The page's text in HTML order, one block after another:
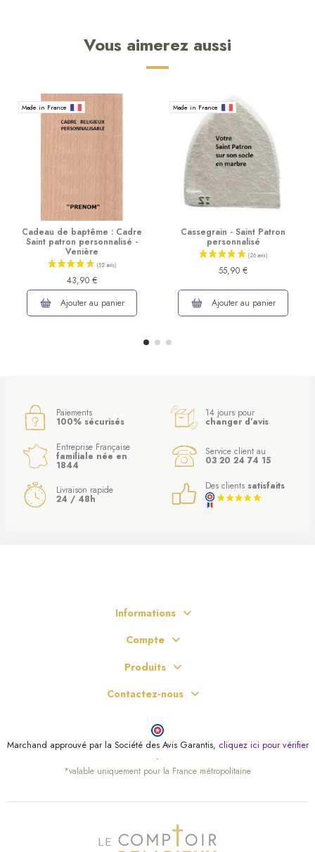
Vous aimerez aussi
Made in France
Cadeau de baptême : Cadre
Saint patron personnalisé -
Venière
43,90 €
Ajouter au panier
Made in France
Cassegrain - Saint Patron
personnalisé
55,90 €
Ajouter au panier
Paiements
100% sécurisés
14 jours pour
changer d’avis
Entreprise Française
familiale née en
1844
Service client au
03 20 24 74 15
Livraison rapide
24 / 48h
Des clients satisfaits
Informations
Compte
Produits
Contactez-nous
Marchand approuvé par la Société des Avis Garantis, cliquez ici pour vérifier
.
*valable uniquement pour la France métropolitaine